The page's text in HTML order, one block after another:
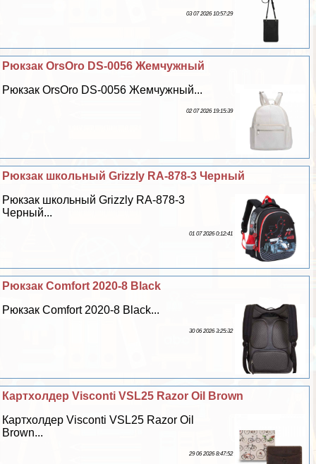
03 07 2026 10:57:29
Рюкзак OrsOro DS-0056 Жемчужный
Рюкзак OrsOro DS-0056 Жемчужный...
02 07 2026 19:15:39
Рюкзак школьный Grizzly RA-878-3 Черный
Рюкзак школьный Grizzly RA-878-3
Черный...
01 07 2026 0:12:41
Рюкзак Comfort 2020-8 Black
Рюкзак Comfort 2020-8 Black...
30 06 2026 3:25:32
Картхолдер Visconti VSL25 Razor Oil Brown
Картхолдер Visconti VSL25 Razor Oil
Brown...
29 06 2026 8:47:52